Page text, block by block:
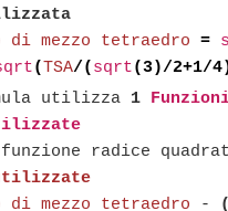
di mezzo tetraedro =
(TSA/( sqrt(3)/2+1/
utilizza 1
radice
di mezzo tetraedro -